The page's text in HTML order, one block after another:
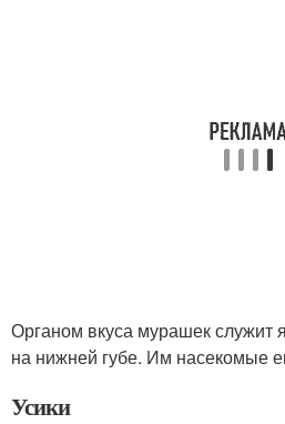
Органом вкуса мурашек служит
на нижней губе. Им насекомые
Усики